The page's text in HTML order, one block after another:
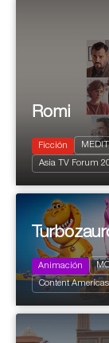
2024 8 X 70'
Drama
Romi
Ficción
Asia TV Forum
2024 156 x 7'
Comedia
Animación
Content